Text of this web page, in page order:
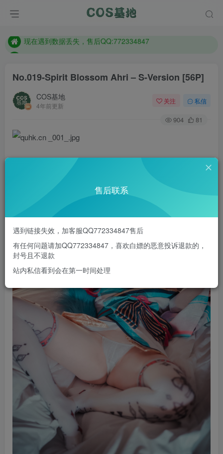
想看那个coser作品，请在搜索框搜索
售后QQ:772334847
No.019-Spirit Blossom Ahri – S-Version [56P]
COS基地
4年前更新
关注 私信
904 81
售后联系
遇到链接失效，加客服QQ772334847售后
有任何问题请加QQ772334847，喜欢白嫖的恶意投诉退款的，
封号且不退款
站内私信看到会在第一时间处理